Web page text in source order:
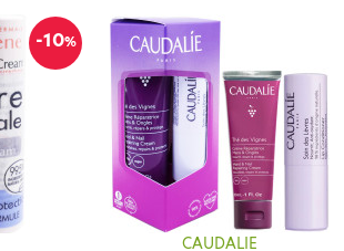
-10%
CAUDALIE